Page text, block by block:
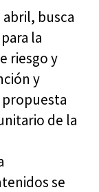
busca
la
riesgo y
y
de la
se